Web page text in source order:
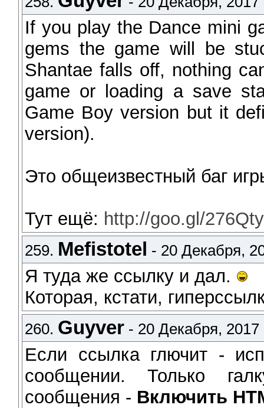
If you play the Dance mini
gems the game will be
Shantae falls off, nothing
game or loading a save
Game Boy version but it
version).
Это общеизвестный баг
Тут ещё: http://goo.gl/276Qty
259. Mefistotel - 20 Декабря,
Я туда же ссылку и дал.
Которая, кстати,
260. Guyver - 20 Декабря,
Если ссылка глючит -
сообщении. Только
сообщения - Включить